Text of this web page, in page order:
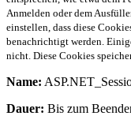
Anmelden oder dem
einstellen, dass diese
benachrichtigt werden.
nicht. Diese Cookies
Name:
Dauer: Bis zum